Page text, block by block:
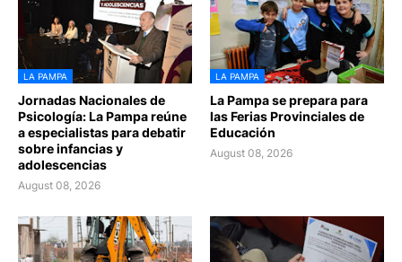
LA PAMPA
Jornadas Nacionales de
Psicología: La Pampa reúne
a especialistas para debatir
sobre infancias y
adolescencias
August 08, 2026
LA PAMPA
La Pampa se prepara para
las Ferias Provinciales de
Educación
August 08, 2026